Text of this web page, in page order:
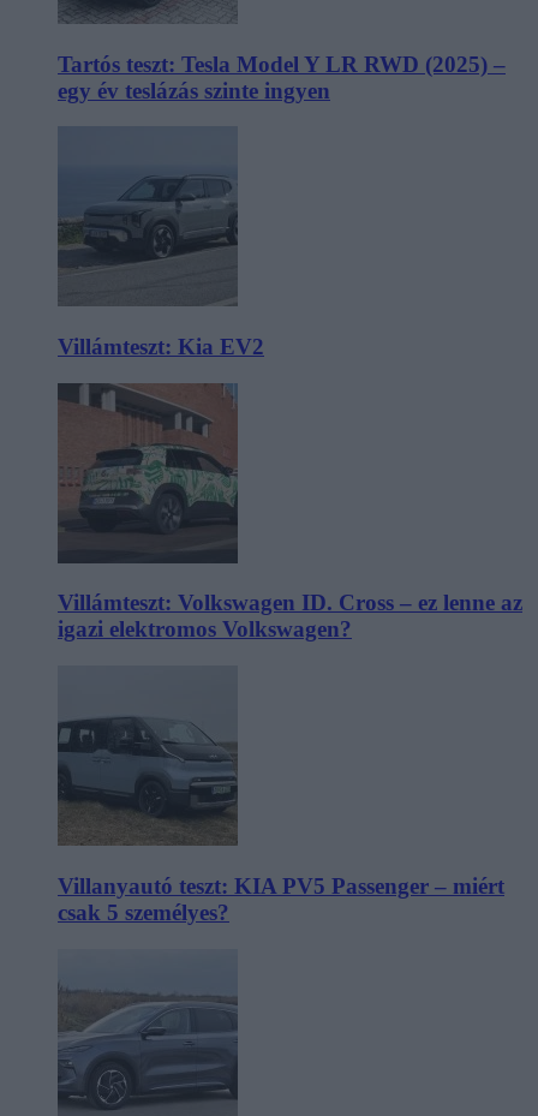
Tartós teszt: Tesla Model Y LR RWD (2025) –
egy év teslázás szinte ingyen
Villámteszt: Kia EV2
Villámteszt: Volkswagen ID. Cross – ez lenne az
igazi elektromos Volkswagen?
Villanyautó teszt: KIA PV5 Passenger – miért
csak 5 személyes?